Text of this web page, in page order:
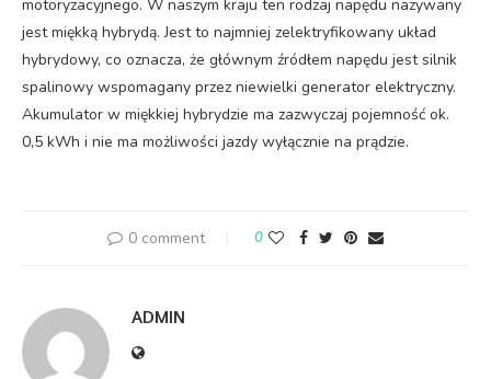
motoryzacyjnego. W naszym kraju ten rodzaj napędu nazywany
jest miękką hybrydą. Jest to najmniej zelektryfikowany układ
hybrydowy, co oznacza, że głównym źródłem napędu jest silnik
spalinowy wspomagany przez niewielki generator elektryczny.
Akumulator w miękkiej hybrydzie ma zazwyczaj pojemność ok.
0,5 kWh i nie ma możliwości jazdy wyłącznie na prądzie.
0 comment 0
ADMIN